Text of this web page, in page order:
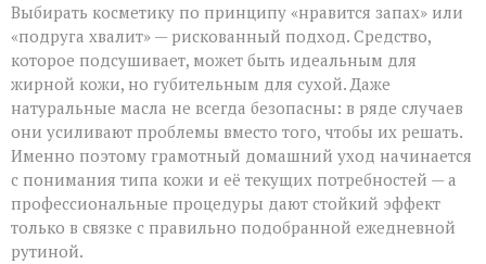
Выбирать косметику по принципу «нравится запах» или
«подруга хвалит» — рискованный подход. Средство,
которое подсушивает, может быть идеальным для
жирной кожи, но губительным для сухой. Даже
натуральные масла не всегда безопасны: в ряде случаев
они усиливают проблемы вместо того, чтобы их решать.
Именно поэтому грамотный домашний уход начинается
с понимания типа кожи и её текущих потребностей — а
профессиональные процедуры дают стойкий эффект
только в связке с правильно подобранной ежедневной
рутиной.